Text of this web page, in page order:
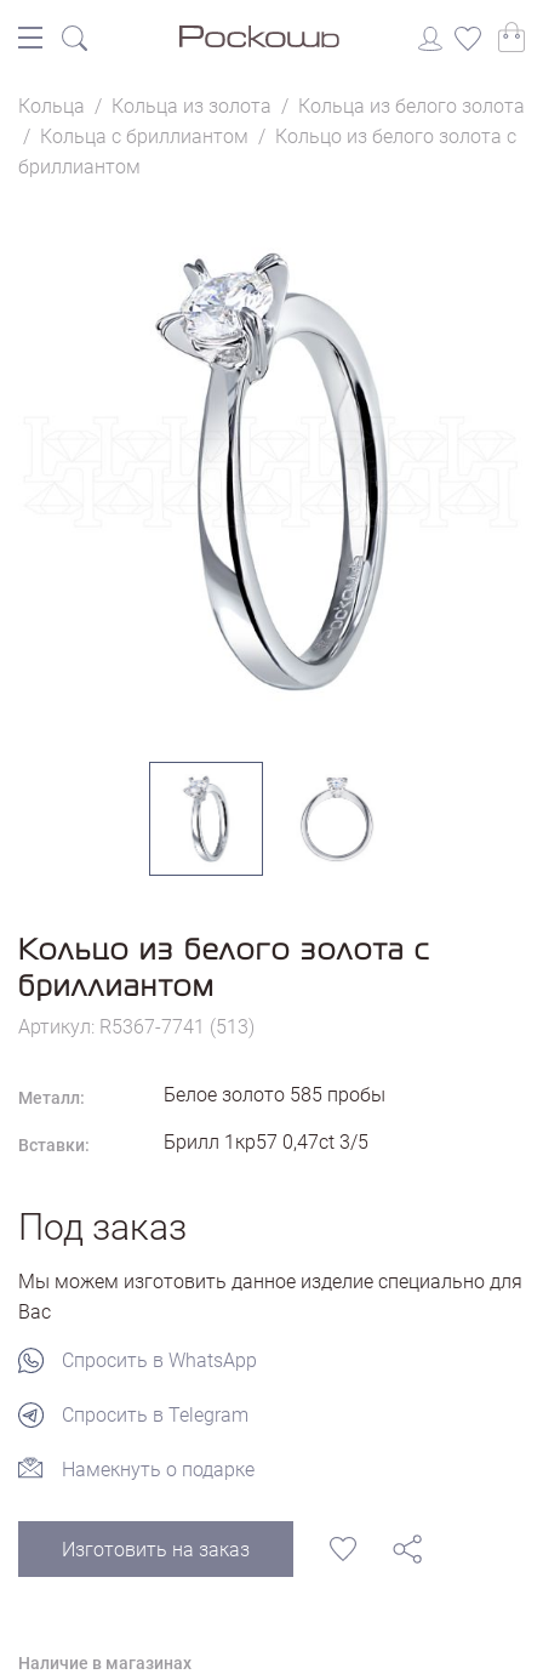
Кольца / Кольца из золота / Кольца из белого золота
/ Кольца с бриллиантом / Кольцо из белого золота с
бриллиантом
Кольцо из белого золота с
бриллиантом
Артикул: R5367-7741 (513)
Металл: Белое золото 585 пробы
Вставки: Брилл 1кр57 0,47ct 3/5
Под заказ
Мы можем изготовить данное изделие специально для
Вас
Спросить в WhatsApp
Спросить в Telegram
Намекнуть о подарке
Изготовить на заказ
Наличие в магазинах